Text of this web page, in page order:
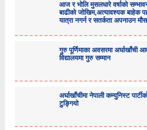
आज र भोलि मुसलधारे वर्षाको
बाढीको जोखिम,अत्यावश्यक बाहेक
यात्रा नगर्न र सतर्कता अपनाउन
गुरु पूर्णिमाका अवसरमा अर्घाखाँची
विद्यालयमा गुरु सम्मान
अर्घाखाँचीमा नेपाली कम्युनिस्ट
टुङ्गियो